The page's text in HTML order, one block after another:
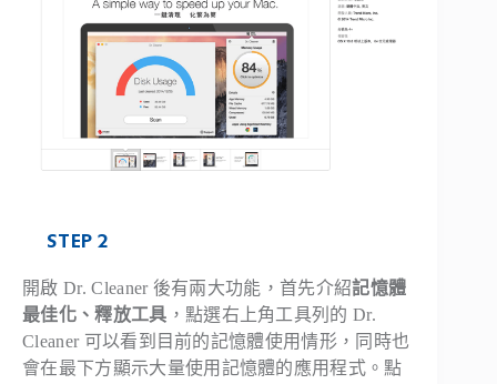
STEP 2
開啟 Dr. Cleaner 後有兩大功能，首先介紹記憶體
最佳化、釋放工具 ，點選右上角工具列的 Dr.
Cleaner 可以看到目前的記憶體使用情形，同時也
會在最下方顯示大量使用記憶體的應用程式。點